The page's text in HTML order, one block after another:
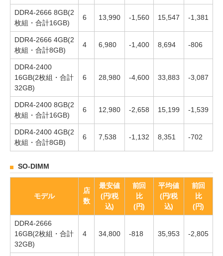
DDR4-2666 8GB(2
枚組・合計16GB)
6 13,990 -1,560 15,547 -1,381
DDR4-2666 4GB(2
枚組・合計8GB)
4 6,980 -1,400 8,694 -806
DDR4-2400
16GB(2枚組・合計
32GB)
6 28,980 -4,600 33,883 -3,087
DDR4-2400 8GB(2
枚組・合計16GB)
6 12,980 -2,658 15,199 -1,539
DDR4-2400 4GB(2
枚組・合計8GB)
6 7,538 -1,132 8,351 -702
SO-DIMM
モデル
店
数
最安値
(円/税
込)
前回
比
(円)
平均値
(円/税
込)
前回
比
(円)
DDR4-2666
16GB(2枚組・合計
32GB)
4 34,800 -818 35,953 -2,805